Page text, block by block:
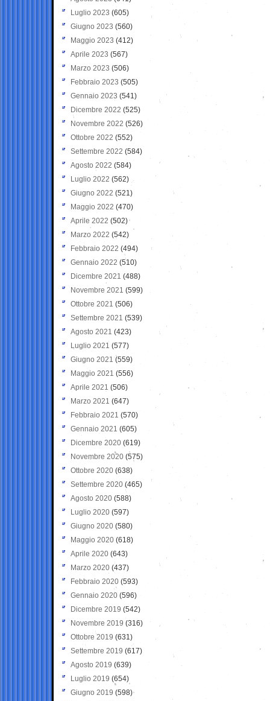
Luglio 2023 (605)
Giugno 2023 (560)
Maggio 2023 (412)
Aprile 2023 (567)
Marzo 2023 (506)
Febbraio 2023 (505)
Gennaio 2023 (541)
Dicembre 2022 (525)
Novembre 2022 (526)
Ottobre 2022 (552)
Settembre 2022 (584)
Agosto 2022 (584)
Luglio 2022 (562)
Giugno 2022 (521)
Maggio 2022 (470)
Aprile 2022 (502)
Marzo 2022 (542)
Febbraio 2022 (494)
Gennaio 2022 (510)
Dicembre 2021 (488)
Novembre 2021 (599)
Ottobre 2021 (506)
Settembre 2021 (539)
Agosto 2021 (423)
Luglio 2021 (577)
Giugno 2021(559)
Maggio 2021 (556)
Aprile 2021 (506)
Marzo 2021 (647)
Febbraio 2021 (570)
Gennaio 2021 (605)
Dicembre 2020 (619)
Novembre 2020 (575)
Ottobre 2020 (638)
Settembre 2020(465)
Agosto 2020 (588)
Luglio 2020 (597)
Giugno 2020 (580)
Maggio 2020 (618)
Aprile 2020 (643)
Marzo 2020 (437)
Febbraio 2020 (593)
Gennaio 2020 (596)
Dicembre 2019 (542)
Novembre 2019 (316)
Ottobre 2019 (631)
Settembre 2019 (617)
Agosto 2019 (639)
Luglio 2019 (654)
Giugno 2019 (598)